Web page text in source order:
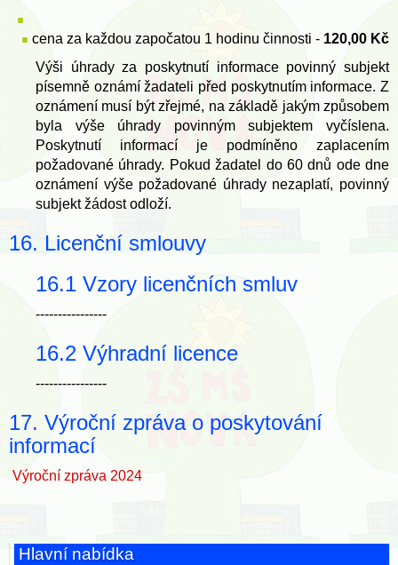
cena za každou započatou 1 hodinu činnosti - 120,00 Kč
Výši úhrady za poskytnutí informace povinný subjekt
písemně oznámí žadateli před poskytnutím informace. Z
oznámení musí být zřejmé, na základě jakým způsobem
byla výše úhrady povinným subjektem vyčíslena.
Poskytnutí informací je podmíněno zaplacením
požadované úhrady. Pokud žadatel do 60 dnů ode dne
oznámení výše požadované úhrady nezaplatí, povinný
subjekt žádost odloží.
16. Licenční smlouvy
16.1 Vzory licenčních smluv
----------------
16.2 Výhradní licence
----------------
17. Výroční zpráva o poskytování
informací
Výroční zpráva 2024
Hlavní nabídka